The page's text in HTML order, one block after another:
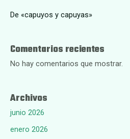
De «capuyos y capuyas»
Comentarios recientes
No hay comentarios que mostrar.
Archivos
junio 2026
enero 2026